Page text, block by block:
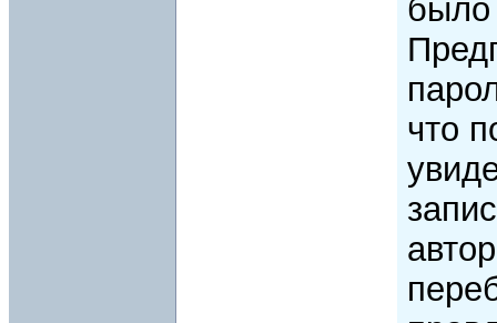
было
что